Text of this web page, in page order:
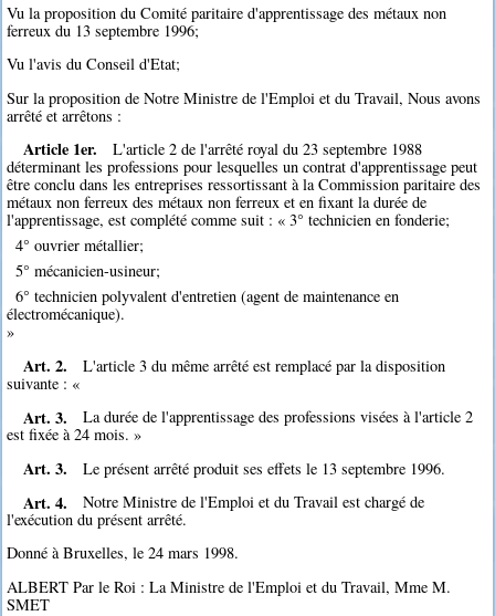
Vu la proposition du Comité paritaire d'apprentissage des métaux non
ferreux du 13 septembre 1996;
Vu l'avis du Conseil d'Etat;
Sur la proposition de Notre Ministre de l'Emploi et du Travail, Nous avons
arrêté et arrêtons :
Article 1er.
L'article 2 de l'arrêté royal du 23 septembre 1988
déterminant les professions pour lesquelles un contrat d'apprentissage peut
être conclu dans les entreprises ressortissant à la Commission paritaire des
métaux non ferreux des métaux non ferreux et en fixant la durée de
l'apprentissage, est complété comme suit : « 3° technicien en fonderie;
4° ouvrier métallier;
5° mécanicien-usineur;
6° technicien polyvalent d'entretien (agent de maintenance en
électromécanique).
»
Art. 2.
L'article 3 du même arrêté est remplacé par la disposition
suivante : «
Art. 3.
La durée de l'apprentissage des professions visées à l'article 2
est fixée à 24 mois. »
Art. 3. Le présent arrêté produit ses effets le 13 septembre 1996.
Art. 4.
Notre Ministre de l'Emploi et du Travail est chargé de
l'exécution du présent arrêté.
Donné à Bruxelles, le 24 mars 1998.
ALBERT Par le Roi : La Ministre de l'Emploi et du Travail, Mme M.
SMET